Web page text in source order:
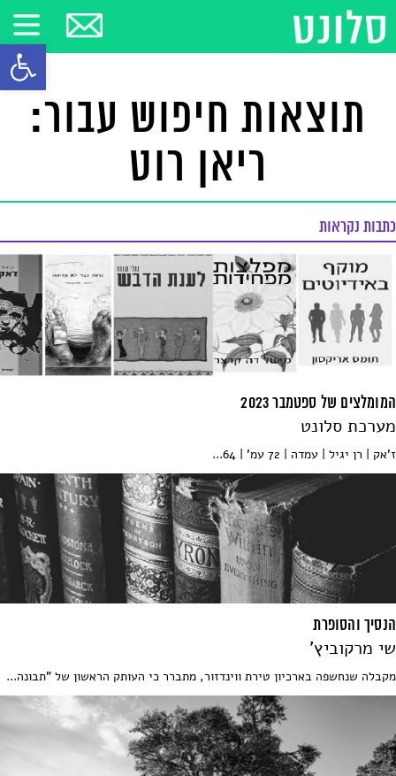
פתח
תוצאות חיפוש עבור:
ריאן רוט
כתבות נקראות
המומלצים של ספטמבר 2023
מערכת סלונט
ז'אק | רן יגיל | עמדה | 72 עמ' | 64...
הנסיך והסופרת
שי מרקוביץ'
מקבלה שנחשפה בארכיון טירת ווינדזור, מתברר כי העותק הראשון של "תבונה...